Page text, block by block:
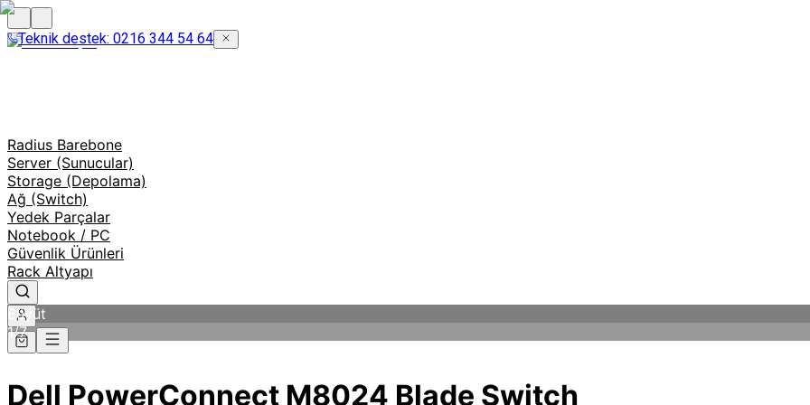
Teknik destek: 0216 344 54 64
Radius Barebone
Server (Sunucular)
Storage (Depolama)
Ağ (Switch)
Yedek Parçalar
Notebook / PC
Güvenlik Ürünleri
Rack Altyapı
Büyüt
1/7
Dell PowerConnect M8024 Blade Switch